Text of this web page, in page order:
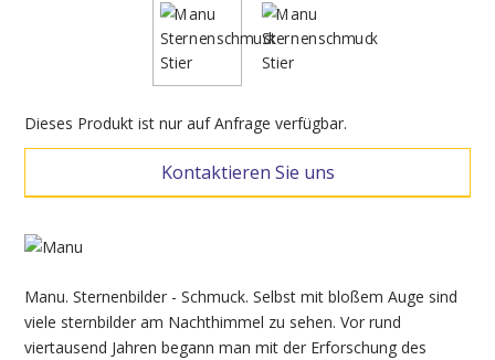
Dieses Produkt ist nur auf Anfrage verfügbar.
Kontaktieren Sie uns
Manu. Sternenbilder - Schmuck. Selbst mit bloßem Auge sind
viele sternbilder am Nachthimmel zu sehen. Vor rund
viertausend Jahren begann man mit der Erforschung des